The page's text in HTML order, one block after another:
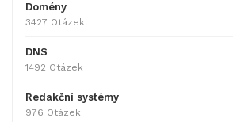
Domény
3427 Otázek
DNS
1492 Otázek
Redakční systémy
976 Otázek